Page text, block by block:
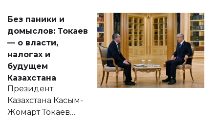
Без паники и
домыслов: Токаев
— о власти,
налогах и
будущем
Казахстана
Президент
Казахстана Касым-
Жомарт Токаев